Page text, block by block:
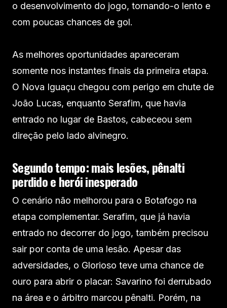
o desenvolvimento do jogo, tornando-o lento e
com poucas chances de gol.
As melhores oportunidades apareceram
somente nos instantes finais da primeira etapa.
O Nova Iguaçu chegou com perigo em chute de
João Lucas, enquanto Serafim, que havia
entrado no lugar de Bastos, cabeceou sem
direção pelo lado alvinegro.
Segundo tempo: mais lesões, pênalti
perdido e herói inesperado
O cenário não melhorou para o Botafogo na
etapa complementar. Serafim, que já havia
entrado no decorrer do jogo, também precisou
sair por conta de uma lesão. Apesar das
adversidades, o Glorioso teve uma chance de
ouro para abrir o placar: Savarino foi derrubado
na área e o árbitro marcou pênalti. Porém, na